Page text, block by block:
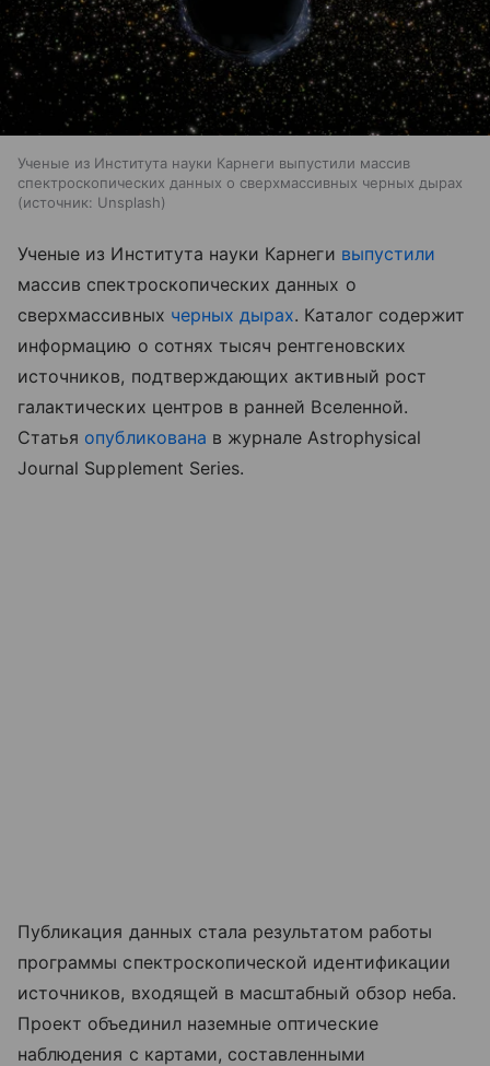
Ученые из Института науки Карнеги выпустили массив
спектроскопических данных о сверхмассивных черных дырах
источник: Unsplash
Ученые из Института науки Карнеги выпустили
массив спектроскопических данных о
сверхмассивных черных дырах. Каталог содержит
информацию о сотнях тысяч рентгеновских
источников, подтверждающих активный рост
галактических центров в ранней Вселенной.
Статья опубликована в журнале Astrophysical
Journal Supplement Series.
Публикация данных стала результатом работы
программы спектроскопической идентификации
источников, входящей в масштабный обзор неба.
Проект объединил наземные оптические
наблюдения с картами, составленными